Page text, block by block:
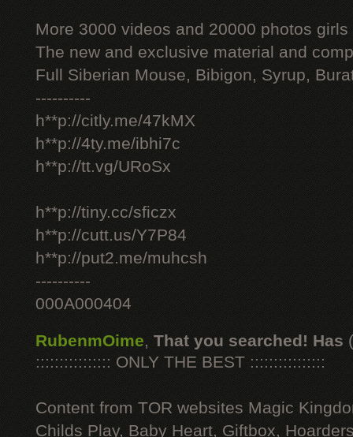
More 3000 videos and 20000 photos
The new and exclusive material and
Full Siberian Mouse, Bibigon, Syrup,
----------
h**p://citly.me/47kMX
h**p://4ty.me/ibhi7c
h**p://tt.vg/URoSx
h**p://tiny.cc/sficzx
h**p://cutt.us/Y7P84
h**p://put2.me/muhcsh
----------
000A000404
RubenmOime, That you searched! Has
:::::::::::::::: ONLY THE BEST ::::::::::::::::
Content from TOR websites Magic
Childs Play, Baby Heart, Giftbox,